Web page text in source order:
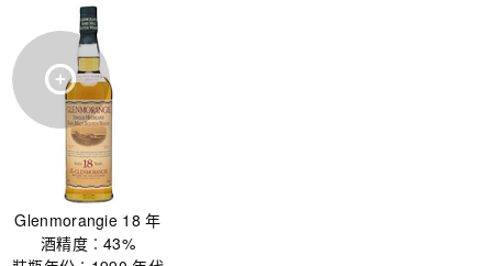
Glenmorangie 18 年
酒精度︰43%